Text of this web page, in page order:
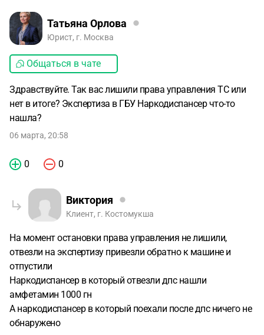
Татьяна Орлова
Юрист, г. Москва
Общаться в чате
Здравствуйте. Так вас лишили права управления ТС или
нет в итоге? Экспертиза в ГБУ Наркодиспансер что-то
нашла?
06 марта, 20:58
0 0
Виктория
Клиент, г. Костомукша
На момент остановки права управления не лишили,
отвезли на экспертизу привезли обратно к машине и
отпустили
Наркодиспансер в который отвезли дпс нашли
амфетамин 1000 гн
А наркодиспансер в который поехали после дпс ничего не
обнаружено